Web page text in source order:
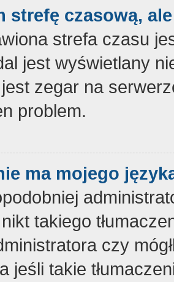
strefę czasową,
strefa czasu
jest wyświetlany
zegar na
problem.
ma mojego
takiego
czy
jeśli takie